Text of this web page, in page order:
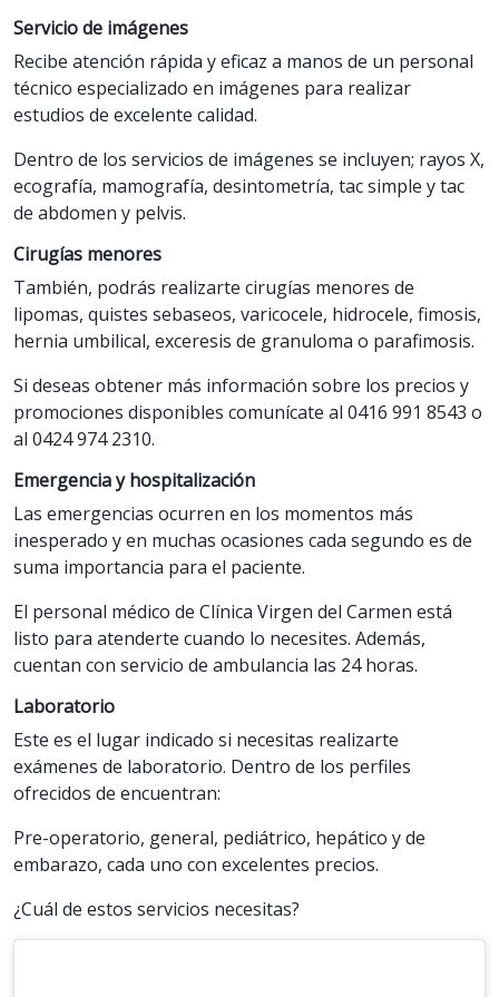
Servicio de imágenes
Recibe atención rápida y eficaz a manos de un personal
técnico especializado en imágenes para realizar
estudios de excelente calidad.
Dentro de los servicios de imágenes se incluyen; rayos X,
ecografía, mamografía, desintometría, tac simple y tac
de abdomen y pelvis.
Cirugías menores
También, podrás realizarte cirugías menores de
lipomas, quistes sebaseos, varicocele, hidrocele, fimosis,
hernia umbilical, exceresis de granuloma o parafimosis.
Si deseas obtener más información sobre los precios y
promociones disponibles comunícate al 0416 991 8543 o
al 0424 974 2310.
Emergencia y hospitalización
Las emergencias ocurren en los momentos más
inesperado y en muchas ocasiones cada segundo es de
suma importancia para el paciente.
El personal médico de Clínica Virgen del Carmen está
listo para atenderte cuando lo necesites. Además,
cuentan con servicio de ambulancia las 24 horas.
Laboratorio
Este es el lugar indicado si necesitas realizarte
exámenes de laboratorio. Dentro de los perfiles
ofrecidos de encuentran:
Pre-operatorio, general, pediátrico, hepático y de
embarazo, cada uno con excelentes precios.
¿Cuál de estos servicios necesitas?